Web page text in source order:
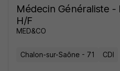
Médecin Généraliste -
H/F
MED&CO
Chalon-sur-Saône - 71 CDI